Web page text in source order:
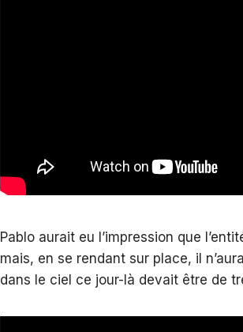
Pablo aurait eu l’impression que
mais, en se rendant sur place, il
dans le ciel ce jour-là devait être de